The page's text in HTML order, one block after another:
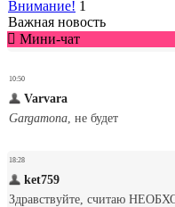
Внимание! 1
Важная новость
Мини-чат